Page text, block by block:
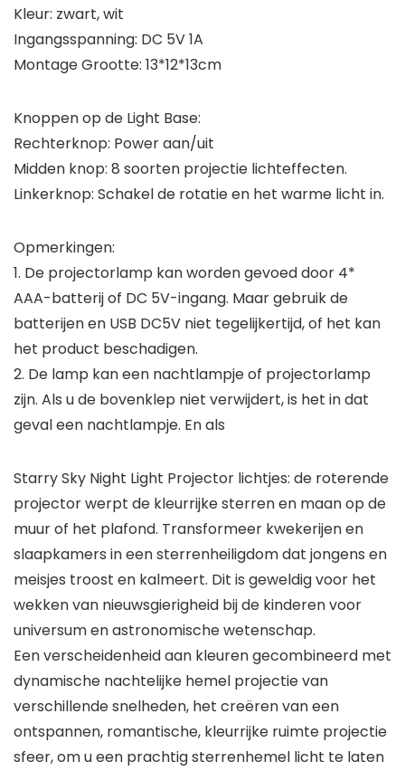
Kleur: zwart, wit
Ingangsspanning: DC 5V 1A
Montage Grootte: 13*12*13cm
Knoppen op de Light Base:
Rechterknop: Power aan/uit
Midden knop: 8 soorten projectie lichteffecten.
Linkerknop: Schakel de rotatie en het warme licht in.
Opmerkingen:
1. De projectorlamp kan worden gevoed door 4*
AAA-batterij of DC 5V-ingang. Maar gebruik de
batterijen en USB DC5V niet tegelijkertijd, of het kan
het product beschadigen.
2. De lamp kan een nachtlampje of projectorlamp
zijn. Als u de bovenklep niet verwijdert, is het in dat
geval een nachtlampje. En als
Starry Sky Night Light Projector lichtjes: de roterende
projector werpt de kleurrijke sterren en maan op de
muur of het plafond. Transformeer kwekerijen en
slaapkamers in een sterrenheiligdom dat jongens en
meisjes troost en kalmeert. Dit is geweldig voor het
wekken van nieuwsgierigheid bij de kinderen voor
universum en astronomische wetenschap.
Een verscheidenheid aan kleuren gecombineerd met
dynamische nachtelijke hemel projectie van
verschillende snelheden, het creëren van een
ontspannen, romantische, kleurrijke ruimte projectie
sfeer, om u een prachtig sterrenhemel licht te laten